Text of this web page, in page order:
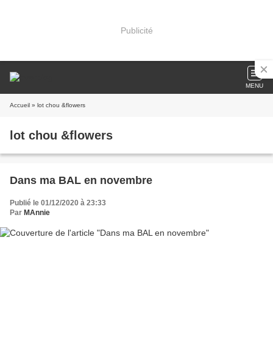
Publicité
MENU
Accueil » lot chou &flowers
lot chou &flowers
Dans ma BAL en novembre
Publié le 01/12/2020 à 23:33
Par MAnnie